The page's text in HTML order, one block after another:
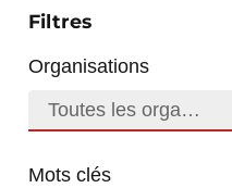
Filtres
Organisations
Toutes les
Mots clés